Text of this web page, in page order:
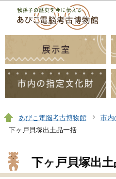
このページの
あびこ電脳考古博物館
市内
下ヶ戸貝塚出土品一括
下ヶ戸貝塚出